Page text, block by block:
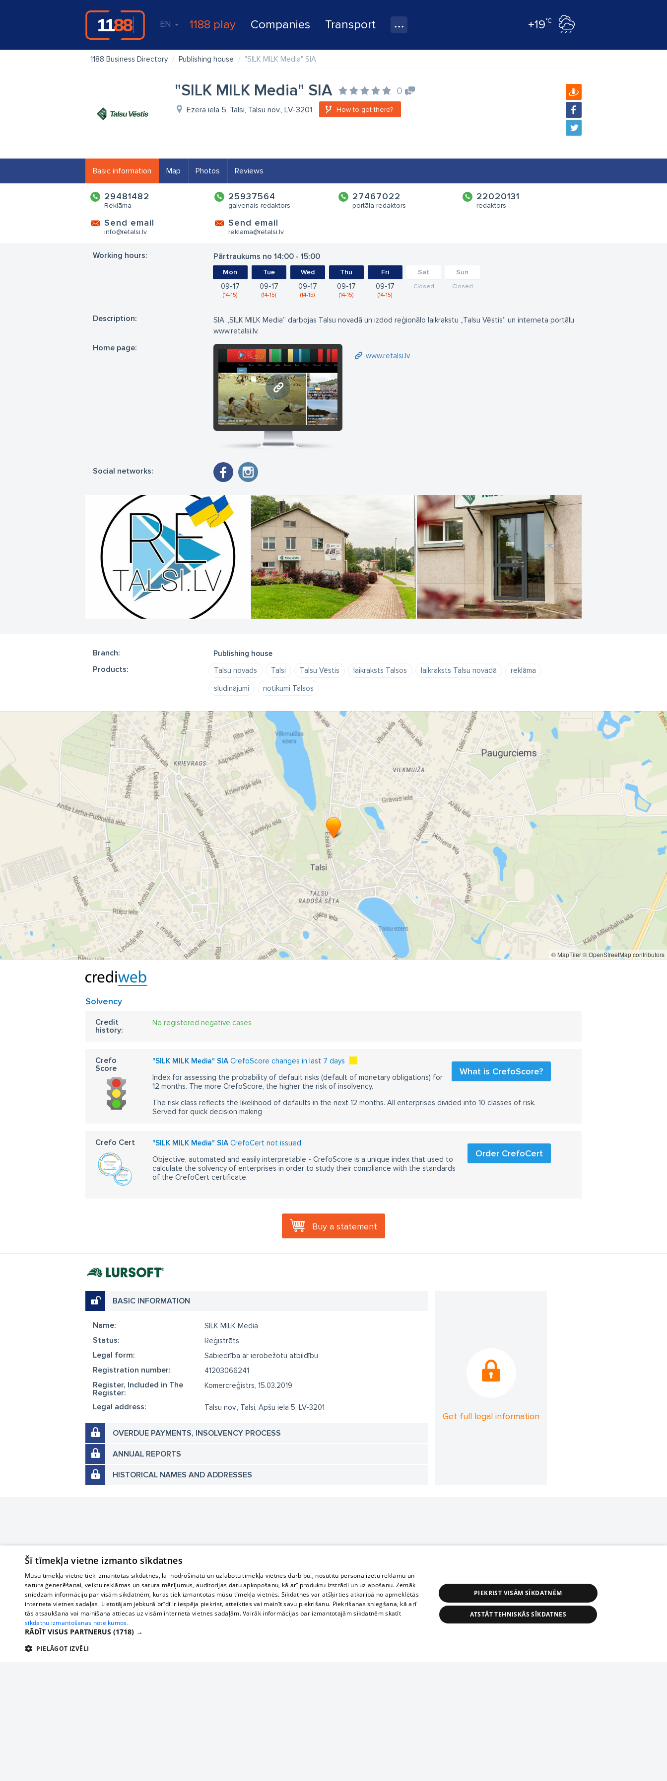
EN 1188 play Companies Transport +19°C
1188 Business Directory Publishing house "SILK MILK Media" SIA
"SILK MILK Media" SIA 0
Ezera iela 5, Talsi, Talsu nov., LV-3201 How to get there?
Basic information Map Photos Reviews
29481482
Reklāma
25937564
galvenais redaktors
27467022
portāla redaktors
22020131
redaktors
Send email
info@retalsi.lv
Send email
reklama@retalsi.lv
Working hours: Pārtraukums no 14:00 - 15:00
Mon
09 17
14 15
Tue
09 17
14 15
Wed
09 17
14 15
Thu
09 17
14 15
Fri
09 17
14 15
Sat
Closed
Sun
Closed
Description:
SIA „SILK MILK Media” darbojas Talsu novadā un izdod reģionālo laikrakstu „Talsu Vēstis” un interneta portālu
www.retalsi.lv.
Home page:
www.retalsi.lv
www.retalsi.lv
Social networks:
Branch: Publishing house
Products: Talsu novads Talsi Talsu Vēstis laikraksts Talsos laikraksts Talsu novadā
reklāma
sludinājumi
notikumi Talsos
© MapTiler© OpenStreetMap contributors
Solvency
Credit
history:
No registered negative cases
Crefo
Score
"SILK MILK Media" SIA CrefoScore changes in last 7 days
What is CrefoScore?
Index for assessing the probability of default risks (default of monetary obligations) for
12 months. The more CrefoScore, the higher the risk of insolvency.
The risk class reflects the likelihood of defaults in the next 12 months. All enterprises divided into 10 classes of risk.
Served for quick decision making
Crefo Cert "SILK MILK Media" SIA CrefoCert not issued
Order CrefoCert
Objective, automated and easily interpretable - CrefoScore is a unique index that used to
calculate the solvency of enterprises in order to study their compliance with the standards
of the CrefoCert certificate.
Buy a statement
BASIC INFORMATION
Name: SILK MILK Media
Status: Reģistrēts
Legal form: Sabiedrība ar ierobežotu atbildību
Registration number: 41203066241
Register, Included in The
Register:
Komercreģistrs, 15.03.2019
Legal address: Talsu nov., Talsi, Apšu iela 5, LV-3201
OVERDUE PAYMENTS, INSOLVENCY PROCESS
ANNUAL REPORTS
HISTORICAL NAMES AND ADDRESSES
Get full legal information
Šī tīmekļa vietne izmanto sīkdatnes
Mūsu tīmekļa vietnē tiek izmantotas sīkdatnes, lai nodrošinātu un uzlabotu tīmekļa vietnes darbību., nosūtītu personalizētu reklāmu un
satura ģenerēšanai, veiktu reklāmas un satura mērījumus, auditorijas datu apkopošanu, kā arī produktu izstrādi un uzlabošanu. Zemāk
sniedzam informāciju par visām sīkdatnēm, kuras tiek izmantotas mūsu tīmekļa vietnēs. Sīkdatnes var atšķirties atkarībā no apmeklētās
interneta vietnes sadaļas. Lietotājam jebkurā brīdī ir iespēja piekrist, atteikties vai mainīt savu piekrišanu. Piekrišanas sniegšana, kā arī
tās atsaukšana vai mainīšana attiecas uz visām interneta vietnes sadaļām. Vairāk informācijas par izmantotajām sīkdatnēm skatīt
sīkdatņu izmantošanas noteikumos.
RĀDĪT VISUS PARTNERUS (1718) →
PIELĀGOT IZVĒLI
PIEKRIST VISĀM SĪKDATNĒM
ATSTĀT TEHNISKĀS SĪKDATNES